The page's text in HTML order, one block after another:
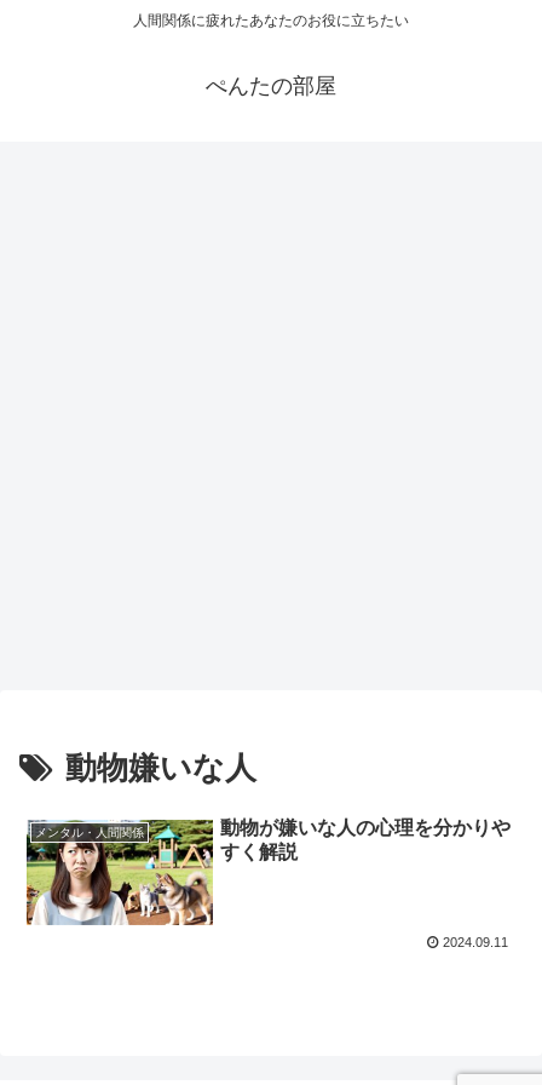
人間関係に疲れたあなたのお役に立ちたい
ぺんたの部屋
動物嫌いな人
メンタル・人間関係
動物が嫌いな人の心理を分かりや
すく解説
2024.09.11